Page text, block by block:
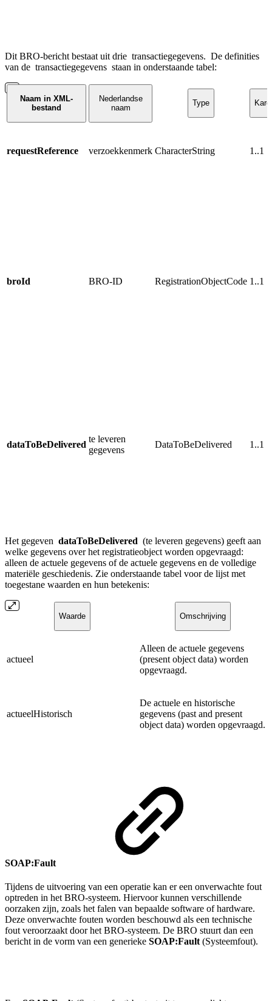
Dit BRO-bericht bestaat uit drie transactiegegevens. De definities
van de transactiegegevens staan in onderstaande tabel:
Naam in XML-
bestand
Nederlandse
naam
Type
requestReference verzoekkenmerk CharacterString 1..1
broId BRO-ID RegistrationObjectCode 1..1
dataToBeDelivered
te leveren
gegevens
DataToBeDelivered 1..1
Het gegeven dataToBeDelivered (te leveren gegevens) geeft aan
welke gegevens over het registratieobject worden opgevraagd:
alleen de actuele gegevens of de actuele gegevens en de volledige
materiële geschiedenis. Zie onderstaande tabel voor de lijst met
toegestane waarden en hun betekenis:
Waarde Omschrijving
actueel
Alleen de actuele gegevens
(present object data) worden
opgevraagd.
actueelHistorisch
De actuele en historische
gegevens (past and present
object data) worden opgevraagd.
SOAP:Fault
Tijdens de uitvoering van een operatie kan er een onverwachte fout
optreden in het BRO-systeem. Hiervoor kunnen verschillende
oorzaken zijn, zoals het falen van bepaalde software of hardware.
Deze onverwachte fouten worden beschouwd als een technische
fout veroorzaakt door het BRO-systeem. De BRO stuurt dan een
bericht in de vorm van een generieke SOAP:Fault(Systeemfout).